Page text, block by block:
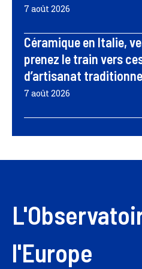
7 août 2026
Céramique en Italie,
prenez le train vers
d’artisanat
7 août 2026
l'Europe